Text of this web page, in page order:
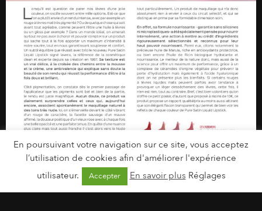
En poursuivant votre navigation sur ce site, vous acceptez
l’utilisation de cookies afin d'améliorer l'expérience
utilisateur.
Accepter En savoir plus Réglages